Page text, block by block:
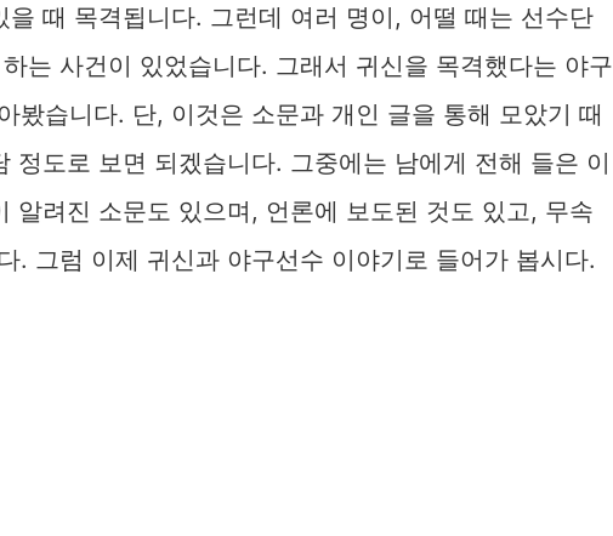
을 때 목격됩니다. 그런데 여러 명이, 어떨 때는 선수단
는 사건이 있었습니다. 그래서 귀신을 목격했다는 야구
봤습니다. 단, 이것은 소문과 개인 글을 통해 모았기 때
정도로 보면 되겠습니다. 그중에는 남에게 전해 들은 이
알려진 소문도 있으며, 언론에 보도된 것도 있고, 무속
. 그럼 이제 귀신과 야구선수 이야기로 들어가 봅시다.